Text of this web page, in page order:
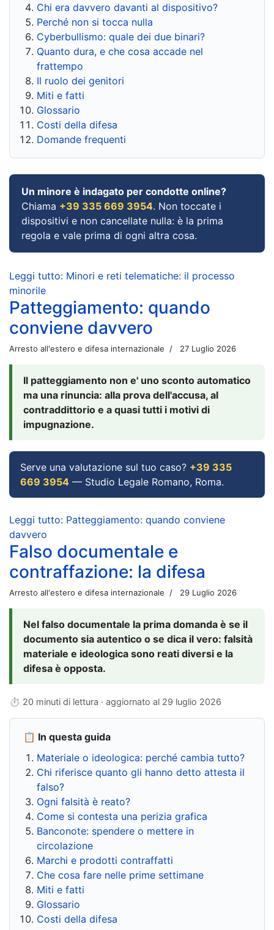
Chi era davvero davanti al dispositivo?
Perché non si tocca nulla
Cyberbullismo: quale dei due binari?
Quanto dura, e che cosa accade nel
frattempo
Il ruolo dei genitori
Miti e fatti
Glossario
Costi della difesa
Domande frequenti
Un minore è indagato per condotte online?
Chiama +39 335 669 3954. Non toccate i
dispositivi e non cancellate nulla: è la prima
regola e vale prima di ogni altra cosa.
Leggi tutto: Minori e reti telematiche: il processo
minorile
Patteggiamento: quando
conviene davvero
Arresto all'estero e difesa internazionale 27 Luglio 2026
Il patteggiamento non e' uno sconto automatico
ma una rinuncia: alla prova dell'accusa, al
contraddittorio e a quasi tutti i motivi di
impugnazione.
Serve una valutazione sul tuo caso? +39 335
669 3954 — Studio Legale Romano, Roma.
Leggi tutto: Patteggiamento: quando conviene
davvero
Falso documentale e
contraffazione: la difesa
Arresto all'estero e difesa internazionale 29 Luglio 2026
Nel falso documentale la prima domanda è se il
documento sia autentico o se dica il vero: falsità
materiale e ideologica sono reati diversi e la
difesa è opposta.
⏱ 20 minuti di lettura · aggiornato al 29 luglio 2026
📋 In questa guida
Materiale o ideologica: perché cambia tutto?
Chi riferisce quanto gli hanno detto attesta il
falso?
Ogni falsità è reato?
Come si contesta una perizia grafica
Banconote: spendere o mettere in
circolazione
Marchi e prodotti contraffatti
Che cosa fare nelle prime settimane
Miti e fatti
Glossario
Costi della difesa